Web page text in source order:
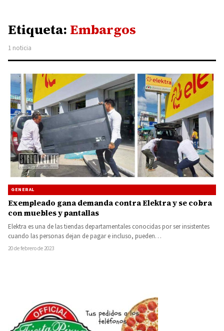
Etiqueta: Embargos
1 noticia
GENERAL
Exempleado gana demanda contra Elektra y se cobra
con muebles y pantallas
Elektra es una de las tiendas departamentales conocidas por ser insistentes
cuando las personas dejan de pagar e incluso, pueden…
20 de febrero de 2023